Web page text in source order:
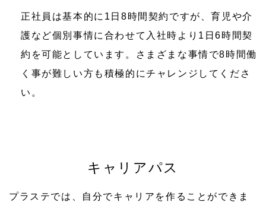
正社員は基本的に1日8時間契約ですが、育児や介
護など個別事情に合わせて入社時より1日6時間契
約を可能としています。さまざまな事情で8時間働
く事が難しい方も積極的にチャレンジしてくださ
い。
キャリアパス
プラステでは、自分でキャリアを作ることができま